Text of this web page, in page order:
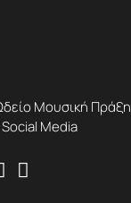
Μουσική Πράξη
Media
